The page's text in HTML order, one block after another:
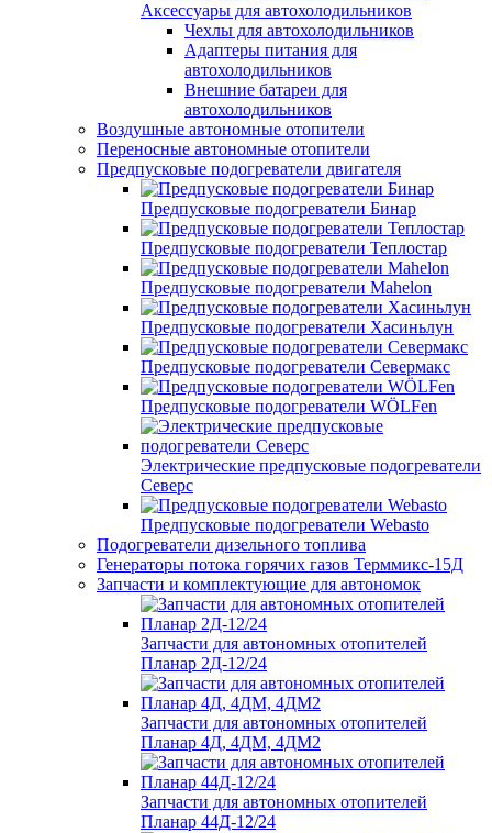
Аксессуары для автохолодильников
Чехлы для автохолодильников
Адаптеры питания для
автохолодильников
Внешние батареи для
автохолодильников
Воздушные автономные отопители
Переносные автономные отопители
Предпусковые подогреватели двигателя
Предпусковые подогреватели Бинар
Предпусковые подогреватели Теплостар
Предпусковые подогреватели Mahelon
Предпусковые подогреватели Хасиньлун
Предпусковые подогреватели Севермакс
Предпусковые подогреватели WÖLFen
Электрические предпусковые подогреватели
Северс
Предпусковые подогреватели Webasto
Подогреватели дизельного топлива
Генераторы потока горячих газов Терммикс-15Д
Запчасти и комплектующие для автономок
Запчасти для автономных отопителей
Планар 2Д-12/24
Запчасти для автономных отопителей
Планар 4Д, 4ДМ, 4ДМ2
Запчасти для автономных отопителей
Планар 44Д-12/24